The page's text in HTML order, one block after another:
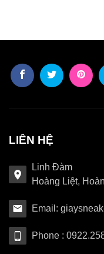
LIÊN HỆ
Linh Đàm
Hoàng Liệt,
Email:
Phone :